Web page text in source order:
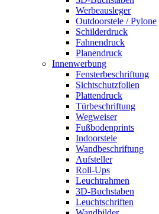
Werbeausleger
Outdoorstele / Pylone
Schilderdruck
Fahnendruck
Planendruck
Innenwerbung
Fensterbeschriftung
Sichtschutzfolien
Plattendruck
Türbeschriftung
Wegweiser
Fußbodenprints
Indoorstele
Wandbeschriftung
Aufsteller
Roll-Ups
Leuchtrahmen
3D-Buchstaben
Leuchtschriften